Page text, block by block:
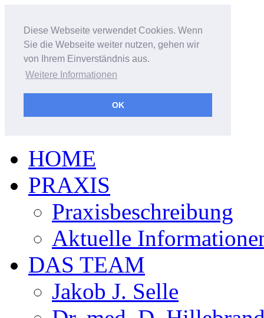
Diese Webseite verwendet Cookies. Wenn
Sie die Webseite weiter nutzen, gehen wir
von Ihrem Einverständnis aus.
Weitere Informationen
OK
HOME
PRAXIS
Praxisbeschreibung
Aktuelle
DAS TEAM
Jakob J. Selle